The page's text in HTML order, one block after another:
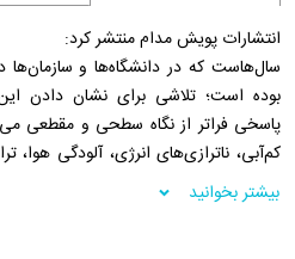
انتشارات پویش مدام منتشر کرد:
سال‌هاست که در دانشگاه‌ها و
بوده است؛ تلاشی برای نشان دادن
پاسخی فراتر از نگاه سطحی و مقطعی
کم‌آبی، ناترازی‌های انرژی، آلودگی
سازمانی دست‌به‌گریبان است. این
اما ریشه‌ی مشترک دارند: نادیده‌گرفتن
بیشتر بخوانید